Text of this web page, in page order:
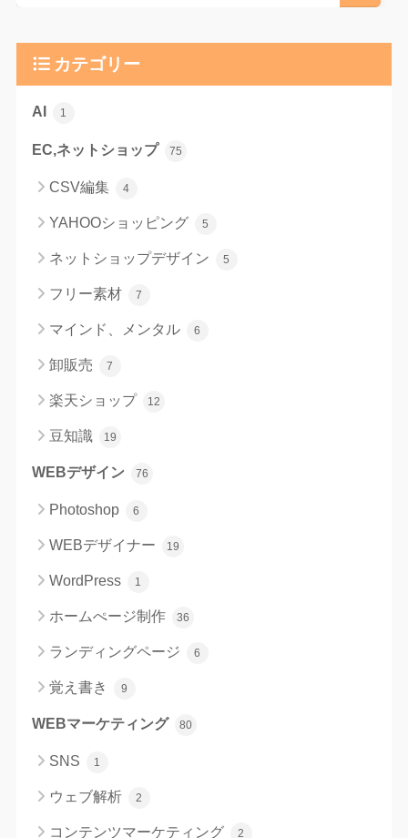
カテゴリー
AI 1
EC,ネットショップ 75
CSV編集 4
YAHOOショッピング 5
ネットショップデザイン 5
フリー素材 7
マインド、メンタル 6
卸販売 7
楽天ショップ 12
豆知識 19
WEBデザイン 76
Photoshop 6
WEBデザイナー 19
WordPress 1
ホームぺージ制作 36
ランディングページ 6
覚え書き 9
WEBマーケティング 80
SNS 1
ウェブ解析 2
コンテンツマーケティング 2